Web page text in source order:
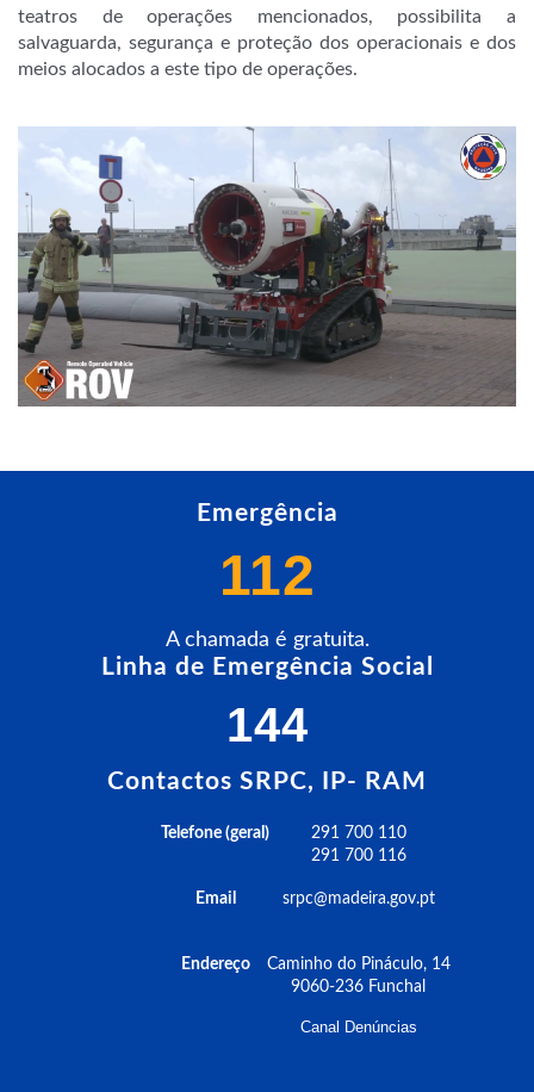
teatros de operações mencionados, possibilita a
salvaguarda, segurança e proteção dos operacionais e dos
meios alocados a este tipo de operações.
Emergência
112
A chamada é gratuita.
Linha de Emergência Social
144
Contactos SRPC, IP- RAM
Telefone (geral)
Email
Endereço
291 700 110
291 700 116
srpc@madeira.gov.pt
Caminho do Pináculo, 14
9060-236 Funchal
Canal Denúncias